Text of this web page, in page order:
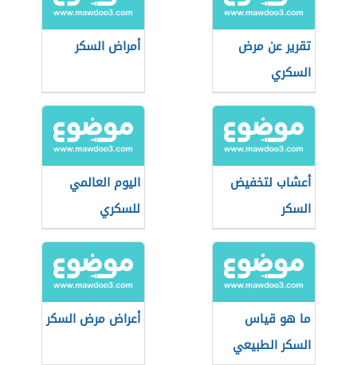
تقرير عن مرض
السكري
أمراض السكر
أعشاب لتخفيض
السكر
اليوم العالمي
للسكري
ما هو قياس
السكر الطبيعي
أعراض مرض السكر